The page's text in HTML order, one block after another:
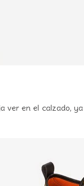
ver en el calzado,